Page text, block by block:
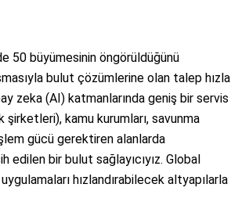
50 büyümesinin öngörüldüğünü
bulut çözümlerine olan talep hızla
zeka (AI) katmanlarında geniş bir servis
kamu kurumları, savunma
gücü gerektiren alanlarda
edilen bir bulut sağlayıcıyız. Global
hızlandırabilecek altyapılarla